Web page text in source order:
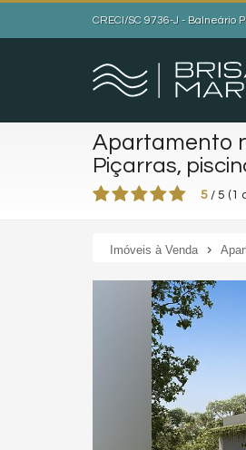
CRECI/SC 9736-J - Balneário
Apartamento
Piçarras,
5 / 5 ( 1
Imóveis à Venda